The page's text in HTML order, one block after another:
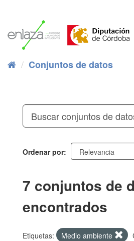
Conjuntos de datos
Ordenar por
7 conjuntos de
encontrados
Etiquetas: Medio ambiente